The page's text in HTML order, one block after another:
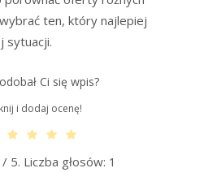
ten, który najlepiej
sytuacji.
Ci się wpis?
i dodaj ocenę!
/ 5. Liczba głosów: 1